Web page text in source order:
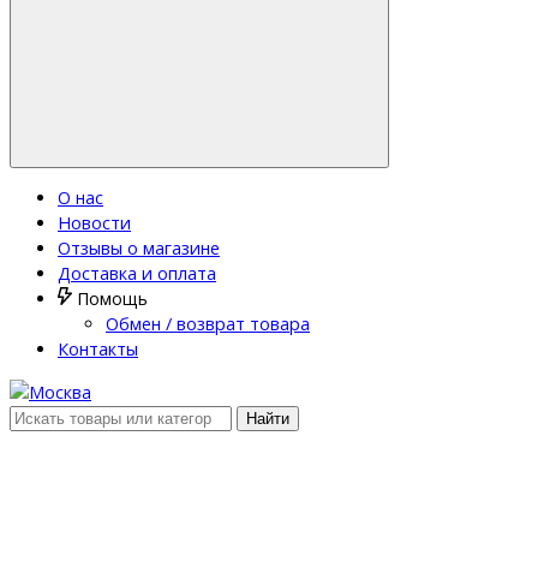
О нас
Новости
Отзывы о магазине
Доставка и оплата
Помощь
Обмен / возврат товара
Контакты
Найти